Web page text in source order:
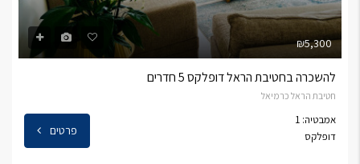
₪5,300
להשכרה בחטיבת הראל דופלקס 5 חדרים
חטיבת הראל כרמיאל
אמבטיה: 1
דופלקס
פרטים